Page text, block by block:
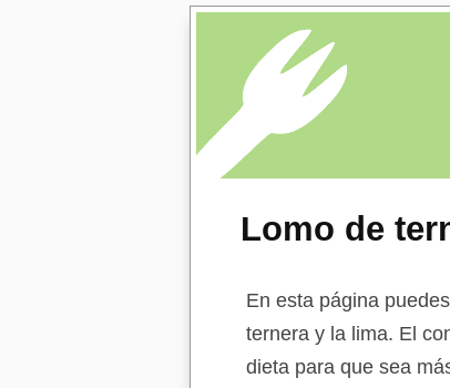
Lomo de
En esta página
ternera y la lima. El
dieta para que sea